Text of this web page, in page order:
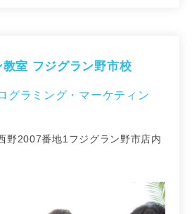
室 フジグラン野市校
グラミング・マーケティン
野2007番地1フジグラン野市店内